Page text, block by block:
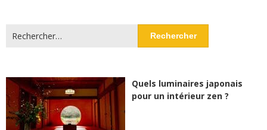
Rechercher :
Quels luminaires japonais
pour un intérieur zen ?